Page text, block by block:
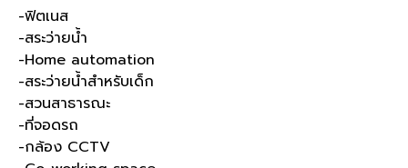
-ฟิตเนส
-สระว่ายน้ำ
-Home automation
-สระว่ายน้ำสำหรับเด็ก
-สวนสาธารณะ
-ที่จอดรถ
-กล้อง CCTV